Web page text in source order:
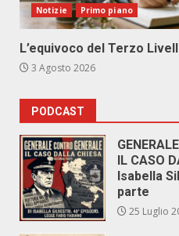
Notizie Primo piano
L’equivoco del Terzo
3 Agosto 2026
PODCAST
IL CASO
Isabella
parte
25 Luglio